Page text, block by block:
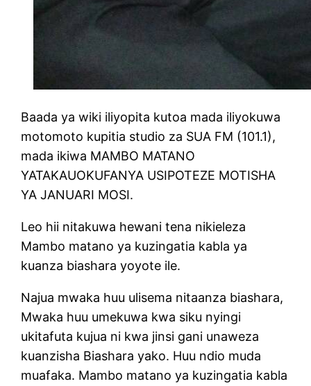
Baada ya wiki iliyopita kutoa mada iliyokuwa
motomoto kupitia studio za SUA FM (101.1),
mada ikiwa MAMBO MATANO
YATAKAUOKUFANYA USIPOTEZE MOTISHA
YA JANUARI MOSI.
Leo hii nitakuwa hewani tena nikieleza
Mambo matano ya kuzingatia kabla ya
kuanza biashara yoyote ile.
Najua mwaka huu ulisema nitaanza biashara,
Mwaka huu umekuwa kwa siku nyingi
ukitafuta kujua ni kwa jinsi gani unaweza
kuanzisha Biashara yako. Huu ndio muda
muafaka. Mambo matano ya kuzingatia kabla